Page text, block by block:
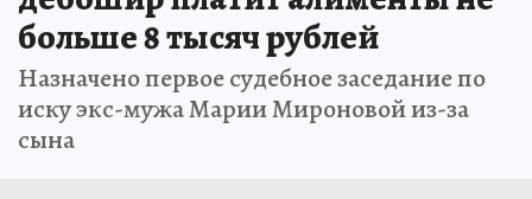
больше 8 тысяч рублей
Назначено первое судебное заседание по
иску экс-мужа Марии Мироновой из-за
сына